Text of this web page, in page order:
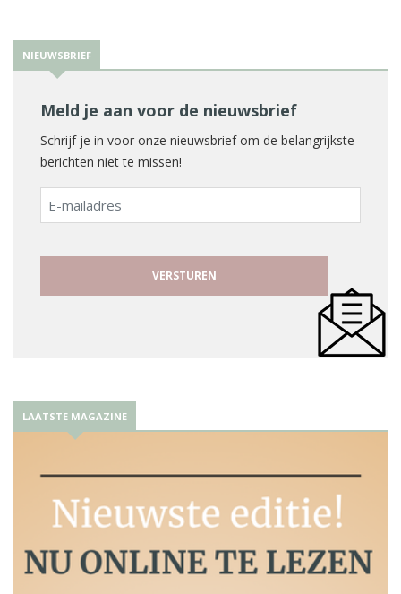
NIEUWSBRIEF
Meld je aan voor de nieuwsbrief
Schrijf je in voor onze nieuwsbrief om de belangrijkste
berichten niet te missen!
E-
mailadres
LAATSTE MAGAZINE